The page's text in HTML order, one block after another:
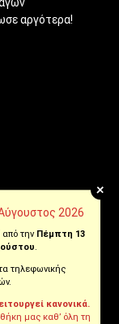
αργότερα!
+
2026
από την Πέμπτη 13
.
τηλεφωνικής
κανονικά.
μας καθ’ όλη τη